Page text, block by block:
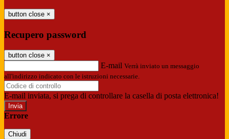
button close ×
Recupero password
button close ×
E-mail Verrà inviato un messaggio
all'indirizzo indicato con le istruzioni necessarie.
E-mail inviata, si prega di controllare la casella di posta elettronica!
Errore
Chiudi